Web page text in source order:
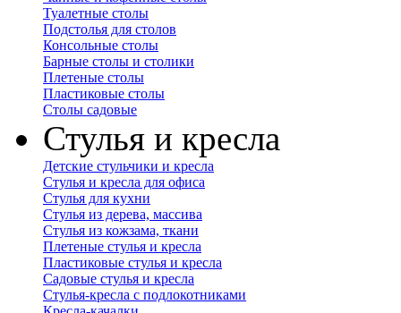
Туалетные столы
Подстолья для столов
Консольные столы
Барные столы и столики
Плетеные столы
Пластиковые столы
Столы садовые
Стулья и кресла
Детские стульчики и кресла
Стулья и кресла для офиса
Стулья для кухни
Стулья из дерева, массива
Стулья из кожзама, ткани
Плетеные стулья и кресла
Пластиковые стулья и кресла
Садовые стулья и кресла
Стулья-кресла с подлокотниками